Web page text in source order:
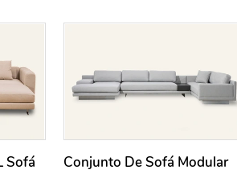
Sofá
Conjunto De Sofá Modular